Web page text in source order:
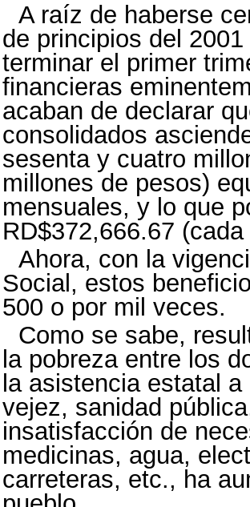
A raíz de haberse
de principios del
terminar el primer
financieras
acaban de declarar
consolidados
sesenta y cuatro
millones de pesos)
mensuales, y lo que
RD$372,666.67
Ahora, con la
Social, estos
500 o por mil veces.
Como se sabe,
la pobreza entre los
la asistencia estatal
vejez, sanidad
insatisfacción de
medicinas, agua,
carreteras, etc., ha